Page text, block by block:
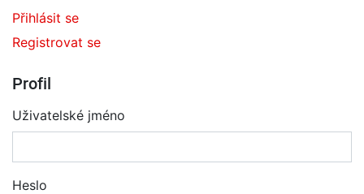
Přihlásit se
Registrovat se
Profil
Uživatelské jméno
Heslo